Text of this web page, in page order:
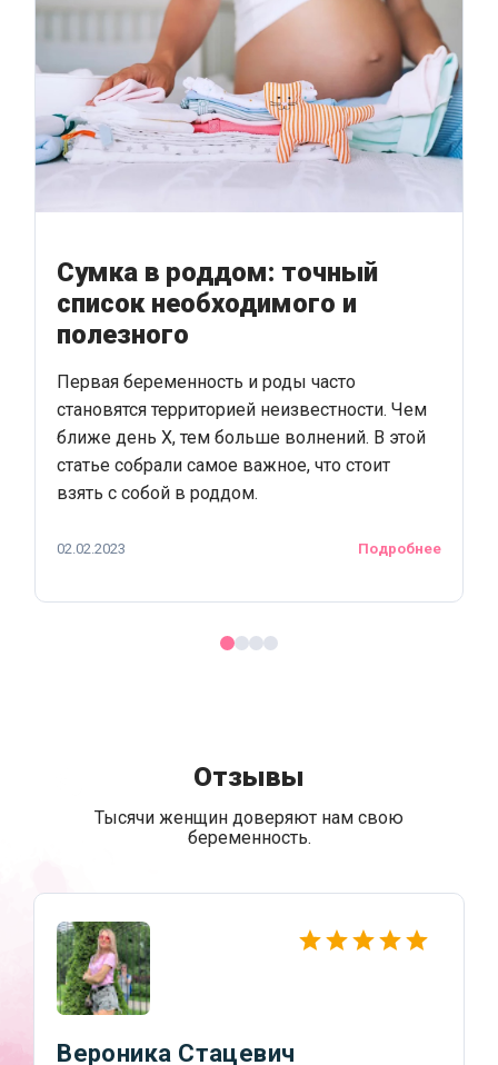
Сумка в роддом: точный
список необходимого и
полезного
Первая беременность и роды часто
становятся территорией неизвестности. Чем
ближе день Х, тем больше волнений. В этой
статье собрали самое важное, что стоит
взять с собой в роддом.
02.02.2023 Подробнее
Отзывы
Тысячи женщин доверяют нам свою
беременность.
Вероника Стацевич